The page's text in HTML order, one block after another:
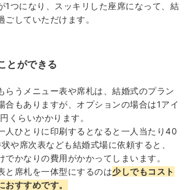
1つになり、スッキリした座席になって、結
していただけます。
とができる
らうメニュー表や席札は、結婚式のプラン
合もありますが、オプションの場合は1アイ
くらいかかります。
人ひとりに印刷するとなると一人当たり40
や席次表なども結婚式場に依頼すると、
でかなりの費用がかかってしまいます。
と席札を一体型にするのは少しでもコスト
すすめです。